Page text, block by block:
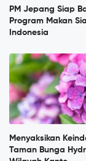
PM Jepang Siap
Program Makan
Indonesia
Menyaksikan
Taman Bunga